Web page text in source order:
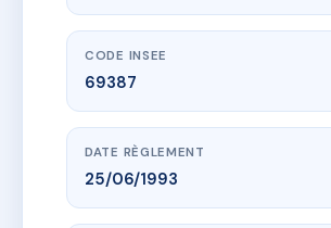
CODE INSEE
69387
DATE RÈGLEMENT
25/06/1993